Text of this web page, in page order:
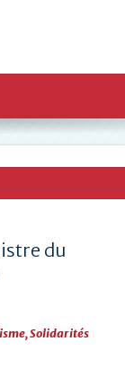
du
,Solidarités